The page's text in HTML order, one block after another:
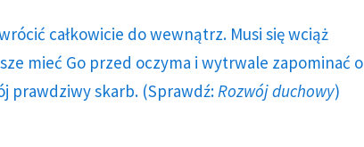
całkowicie do wewnątrz. Musi się wciąż
mieć Go przed oczyma i wytrwale zapominać o
prawdziwy skarb. (Sprawdź: Rozwój duchowy)